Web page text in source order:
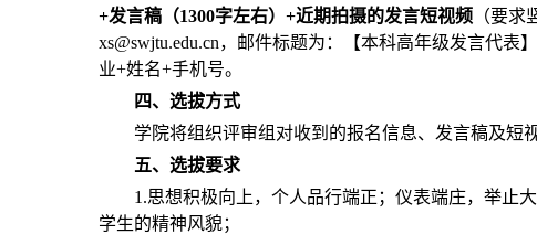
+发言稿（1300字左右）+近期拍摄的发言短视频（要求
xs@swjtu.edu.cn，邮件标题为：【本科高年级发言代
业+姓名+手机号。
四、选拔方式
学院将组织评审组对收到的报名信息、发言稿及短
五、选拔要求
1.思想积极向上，个人品行端正；仪表端庄，举止
学生的精神风貌；